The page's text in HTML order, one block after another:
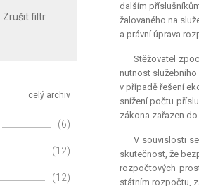
dalším
žalovaného na
a právní úprava
Stěžovatel
nutnost
v případě řešení
snížení počtu
zákona zařazen
V souvislosti
skutečnost, že
rozpočtových
státním rozpočtu,
Zrušit filtr
celý archiv
(6)
(12)
(12)